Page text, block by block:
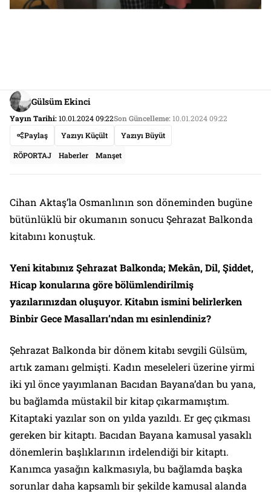
Gülsüm Ekinci
Yayın Tarihi:10.01.2024 09:22Son Güncelleme:10.01.2024 09:22
Paylaş
Yazıyı Küçült Yazıyı Büyüt
RÖPORTAJ Haberler Manşet
Cihan Aktaş’la Osmanlının son döneminden bugüne
bütünlüklü bir okumanın sonucu Şehrazat Balkonda
kitabını konuştuk.
Yeni kitabınız Şehrazat Balkonda; Mekân, Dil, Şiddet,
Hicapkonularına göre bölümlendirilmiş
yazılarınızdan oluşuyor. Kitabın ismini belirlerken
Binbir Gece Masalları’ndan mı esinlendiniz?
Şehrazat Balkondabir dönem kitabı sevgili Gülsüm,
artık zamanı gelmişti. Kadın meseleleri üzerine yirmi
iki yıl önce yayımlanan Bacıdan Bayana’dan bu yana,
bu bağlamda müstakil bir kitap çıkarmamıştım.
Kitaptaki yazılar son on yılda yazıldı. Er geç çıkması
gereken bir kitaptı. Bacıdan Bayana kamusal yasaklı
dönemlerin başlıklarının irdelendiği bir kitaptı.
Kanımca yasağın kalkmasıyla, bu bağlamda başka
sorunlar daha kapsamlı bir şekilde kamusal alanda